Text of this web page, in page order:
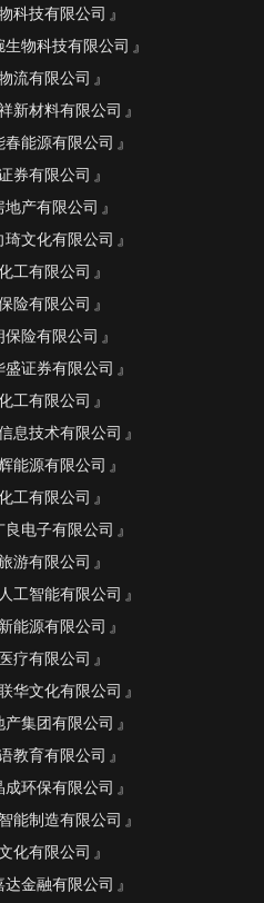
科技有限公司
物科技有限公司
流有限公司
新材料有限公司
能源有限公司
券有限公司
产有限公司
文化有限公司
工有限公司
险有限公司
险有限公司
证券有限公司
工有限公司
息技术有限公司
能源有限公司
工有限公司
电子有限公司
游有限公司
工智能有限公司
能源有限公司
疗有限公司
华文化有限公司
集团有限公司
教育有限公司
环保有限公司
能制造有限公司
化有限公司
金融有限公司